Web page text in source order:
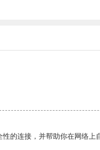
的连接，并帮助你在网络上